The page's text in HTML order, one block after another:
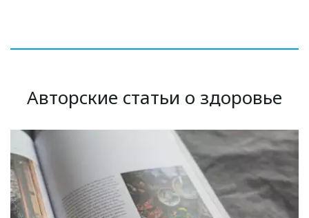
Авторские статьи о здоровье